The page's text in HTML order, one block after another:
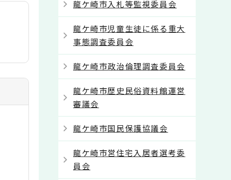
龍ケ崎市入札等監視委員会
龍ケ崎市児童生徒に係る重大
事態調査委員会
龍ケ崎市政治倫理調査委員会
龍ケ崎市歴史民俗資料館運営
審議会
龍ケ崎市国民保護協議会
龍ケ崎市営住宅入居者選考委
員会